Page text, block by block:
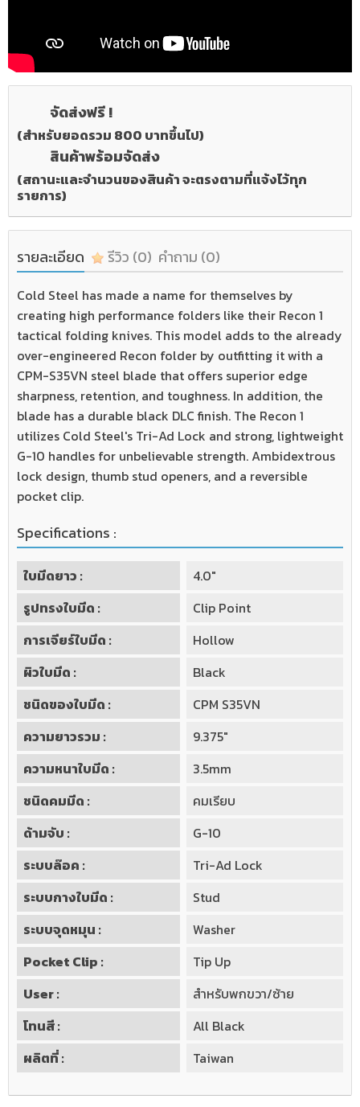
จัดส่งฟรี !
(สำหรับยอดรวม 800 บาทขึ้นไป)
สินค้าพร้อมจัดส่ง
(สถานะและจำนวนของสินค้า จะตรงตามที่แจ้งไว้ทุก
รายการ)
รายละเอียด รีวิว (0) คำถาม (0)
Cold Steel has made a name for themselves by
creating high performance folders like their Recon 1
tactical folding knives. This model adds to the already
over-engineered Recon folder by outfitting it with a
CPM-S35VN steel blade that offers superior edge
sharpness, retention, and toughness. In addition, the
blade has a durable black DLC finish. The Recon 1
utilizes Cold Steel's Tri-Ad Lock and strong, lightweight
G-10 handles for unbelievable strength. Ambidextrous
lock design, thumb stud openers, and a reversible
pocket clip.
Specifications :
ใบมีดยาว :
4.0"
รูปทรงใบมีด :
Clip Point
การเจียร์ใบมีด :
Hollow
ผิวใบมีด :
Black
ชนิดของใบมีด :
CPM S35VN
ความยาวรวม :
9.375"
ความหนาใบมีด :
3.5mm
ชนิดคมมีด :
คมเรียบ
ด้ามจับ :
G-10
ระบบล๊อค :
Tri-Ad Lock
ระบบกางใบมีด :
Stud
ระบบจุดหมุน :
Washer
Pocket Clip :
Tip Up
User :
สำหรับพกขวา/ซ้าย
โทนสี :
All Black
ผลิตที่ :
Taiwan